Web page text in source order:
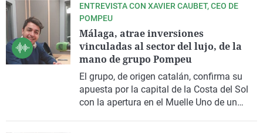
libro descubrirás que una dieta adecuada,
hábitos saludables y una buena gestión de
las emociones son primordiales para
desinflamarte y recuperar tu salud.
ENTREVISTA CON XAVIER CAUBET, CEO DE
POMPEU
Málaga, atrae inversiones
vinculadas al sector del lujo, de la
mano de grupo Pompeu
El grupo, de origen catalán, confirma su
apuesta por la capital de la Costa del Sol
con la apertura en el Muelle Uno de un